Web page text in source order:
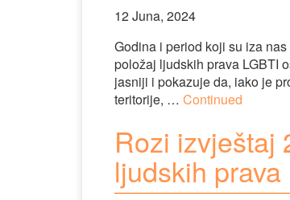
12 Juna, 2024
Godina i period koji su iza
položaj ljudskih prava LGBTI
jasniji i pokazuje da, iako je
teritorije, … Continued
Rozi izvještaj
ljudskih